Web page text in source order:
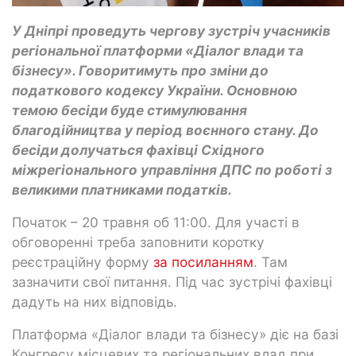
У Дніпрі проведуть чергову зустріч учасників
регіональної платформи «Діалог влади та
бізнесу». Говоритимуть про зміни до
податкового кодексу України. Основною
темою бесіди буде стимулювання
благодійництва у період воєнного стану. До
бесіди долучаться фахівці Східного
міжрегіонального управління ДПС по роботі з
великими платниками податків.
Початок – 20 травня об 11:00. Для участі в
обговоренні треба заповнити коротку
реєстраційну форму за посиланням. Там
зазначити свої питання. Під час зустрічі фахівці
дадуть на них відповідь.
Платформа «Діалог влади та бізнесу» діє на базі